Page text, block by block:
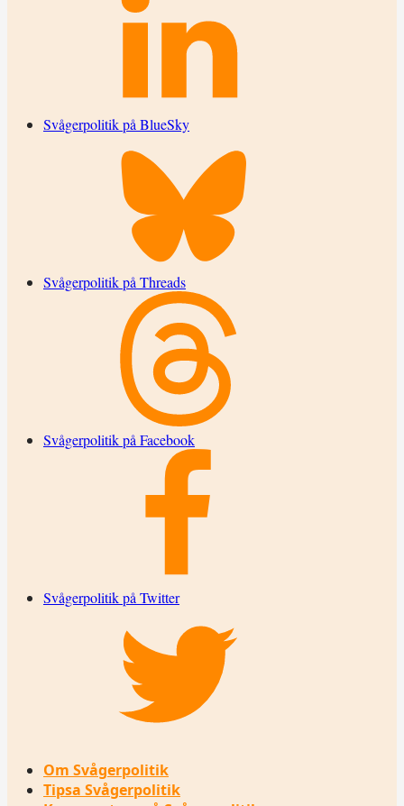
Svågerpolitik på BlueSky
Svågerpolitik på Threads
Svågerpolitik på Facebook
Svågerpolitik på Twitter
Om Svågerpolitik
Tipsa Svågerpolitik